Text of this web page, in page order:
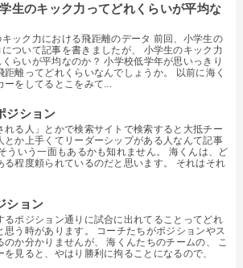
生のキック力ってどれくらいが平均な
ック力における飛距離のデータ 前回、小学生の
ついて記事を書きましたが、 小学生のキック力
くらいが平均なのか？ 小学校低学年が思いっきり
離ってどれくらいなんでしょうか。 以前に海く
ーをしてるとこをみて...
ジション
れる人」とかで検索サイトで検索すると大抵チー
とか上手くてリーダーシップがある人なんて記事
ういう一面もあるかも知れません。 海くんは、ど
る程度頼られているのだと思います。 それはそれ
ション
るポジション通りに試合に出れてることってどれ
思う時があります。 コーチたちがポジションやス
か分かりませんが、 海くんたちのチームの、 こ
見ると、やはり勝利に拘ることになるので、